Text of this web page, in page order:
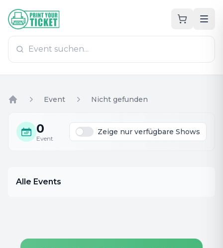
Zum Hauptinhalt
PrintYourTicket
Event Nicht gefunden
0
Event
Zeige nur verfügbare Shows
Alle Events